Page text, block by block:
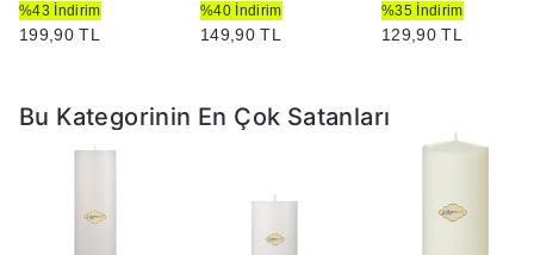
%43 İndirim
199,90 TL
%40 İndirim
149,90 TL
%35 İndirim
129,90 TL
Bu Kategorinin En Çok Satanları